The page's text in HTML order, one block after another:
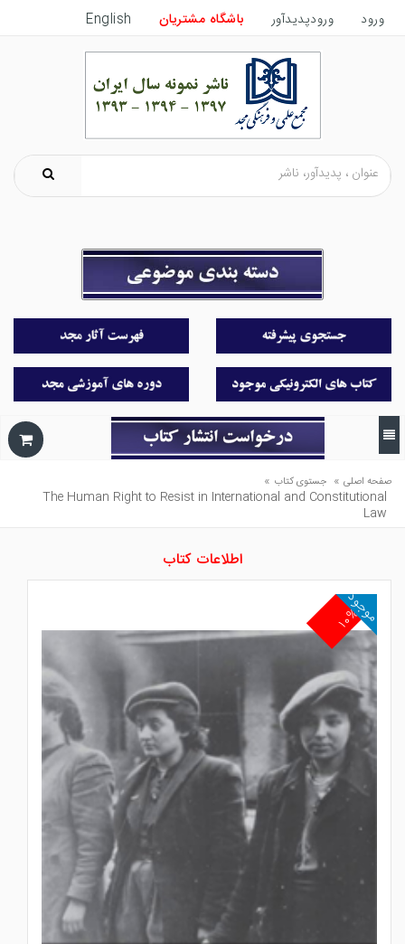
ورود ورودپدیدآور باشگاه مشتریان English
صفحه اصلی » جستوی کتاب »
The Human Right to Resist in International and Constitutional
Law
اطلاعات کتاب
۱۰%
موجود